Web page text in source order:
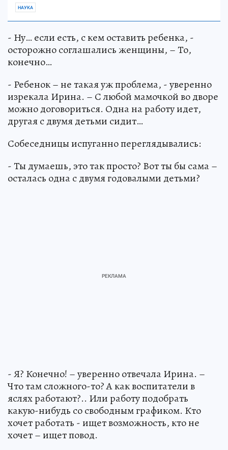
НАУКА
- Ну… если есть, с кем оставить ребенка, -
осторожно соглашались женщины, – То,
конечно…
- Ребенок – не такая уж проблема, - уверенно
изрекала Ирина. – С любой мамочкой во дворе
можно договориться. Одна на работу идет,
другая с двумя детьми сидит…
Собеседницы испуганно переглядывались:
- Ты думаешь, это так просто? Вот ты бы сама –
осталась одна с двумя годовалыми детьми?
- Я? Конечно! – уверенно отвечала Ирина. –
Что там сложного-то? А как воспитатели в
яслях работают?.. Или работу подобрать
какую-нибудь со свободным графиком. Кто
хочет работать - ищет возможность, кто не
хочет – ищет повод.